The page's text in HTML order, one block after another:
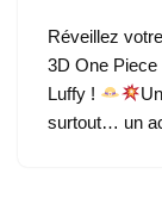
Réveillez
3D One Piece
Luffy !
surtout… un